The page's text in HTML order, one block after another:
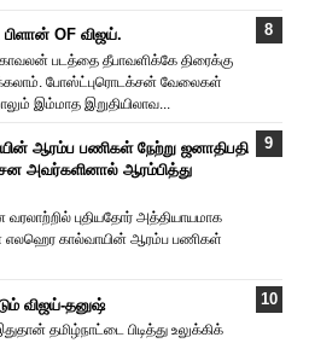
OF விஜய்.
படத்தை தீபாவளிக்கே திரைக்கு
போஸ்ட்புரொட‌க்சன் வேலைகள்
இம்மாத இறுதியிலாவ...
ஆரம்ப பணிகள் நேற்று ஜனாதிபதி
அவர்களினால் ஆரம்பித்து
புதியதோர் அத்தியாயமாக
எலஹெர கால்வாயின் ஆரம்ப பணிகள்
விஜய்-தனுஷ்
தமிழ்நாட்டை பிடித்து உலுக்கிக்